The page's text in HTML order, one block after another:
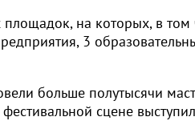
площадок, на которых, в
3
больше полутысячи
сцене